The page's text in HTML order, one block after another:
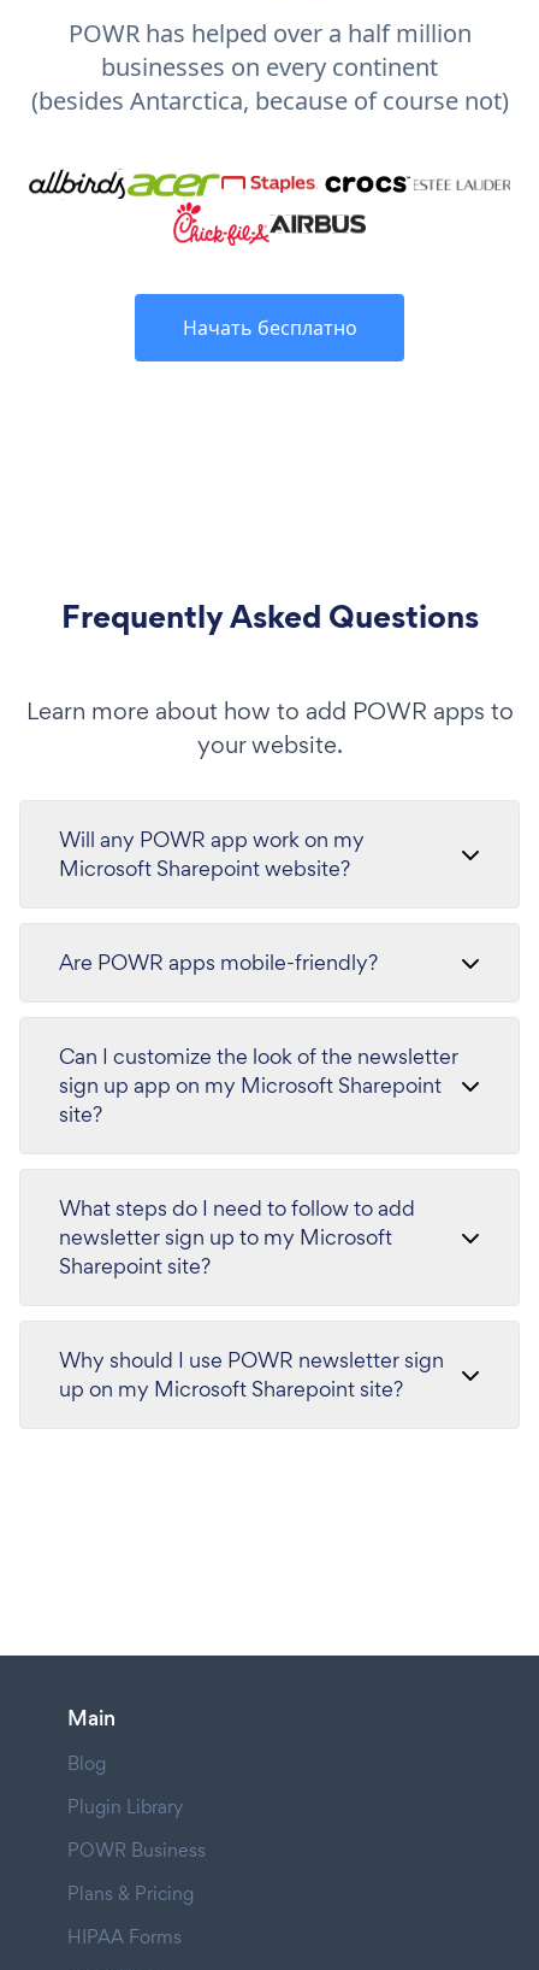
POWR has helped over a half million
businesses on every continent
(besides Antarctica, because of course not)
Начать бесплатно
Frequently Asked Questions
Learn more about how to add POWR apps to
your website.
Will any POWR app work on my
Microsoft Sharepoint website?
Are POWR apps mobile-friendly?
Can I customize the look of the newsletter
sign up app on my Microsoft Sharepoint
site?
What steps do I need to follow to add
newsletter sign up to my Microsoft
Sharepoint site?
Why should I use POWR newsletter sign
up on my Microsoft Sharepoint site?
Main
Blog
Plugin Library
POWR Business
Plans & Pricing
HIPAA Forms